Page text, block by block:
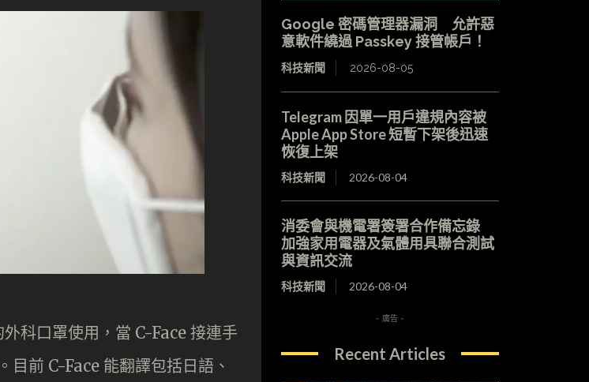
科口罩使用，當 C-Face 接連手
前 C-Face 能翻譯包括日語、
Google 密碼管理器漏洞 允許惡
意軟件繞過 Passkey 接管帳戶！
科技新聞 2026-08-05
Telegram 因單一用戶違規內容被
Apple App Store 短暫下架後迅速
恢復上架
科技新聞 2026-08-04
消委會與機電署簽署合作備忘錄
加強家用電器及氣體用具聯合測試
與資訊交流
科技新聞 2026-08-04
- 廣告 -
Recent Articles